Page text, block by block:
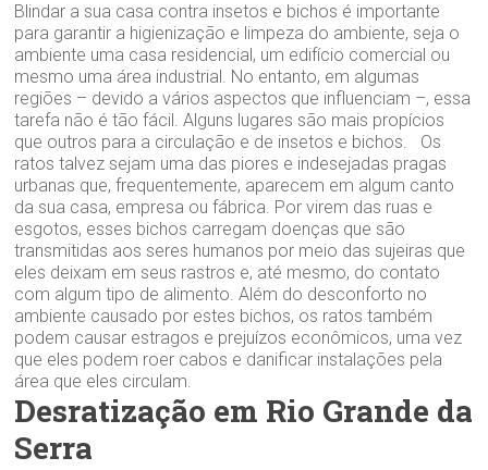
Blindar a sua casa contra insetos e bichos é importante
para garantir a higienização e limpeza do ambiente, seja o
ambiente uma casa residencial, um edifício comercial ou
mesmo uma área industrial. No entanto, em algumas
regiões – devido a vários aspectos que influenciam –, essa
tarefa não é tão fácil. Alguns lugares são mais propícios
que outros para a circulação e de insetos e bichos. Os
ratos talvez sejam uma das piores e indesejadas pragas
urbanas que, frequentemente, aparecem em algum canto
da sua casa, empresa ou fábrica. Por virem das ruas e
esgotos, esses bichos carregam doenças que são
transmitidas aos seres humanos por meio das sujeiras que
eles deixam em seus rastros e, até mesmo, do contato
com algum tipo de alimento. Além do desconforto no
ambiente causado por estes bichos, os ratos também
podem causar estragos e prejuízos econômicos, uma vez
que eles podem roer cabos e danificar instalações pela
área que eles circulam.
Desratização em Rio Grande da
Serra